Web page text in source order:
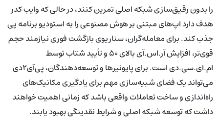
را بدون رقیق‌سازی شبکه اصلی تمرین کنند، در حالی که وایب کدر
هدف دارد اپ‌های مبتنی بر هوش مصنوعی را به استودیو برنامه پی
جذب کند. برای معامله‌گران، سناریوی بازگشت فوری نیازمند حجم
قوی‌تر، افزایش آر.اس.آی بالای ۵۰ و تأیید شتاب توسط
ام.ای.سی.دی است. برای پایونیرها و توسعه‌دهندگان، پی‌آی۲دی
می‌تواند یک فضای شبیه‌سازی مهم برای یادگیری مکانیک‌های
راه‌اندازی و ساخت تعاملات واقعی باشد که زمانی اهمیت خواهند
داشت که توسعه شبکه اصلی و شرایط نقدینگی بهبود یابند.